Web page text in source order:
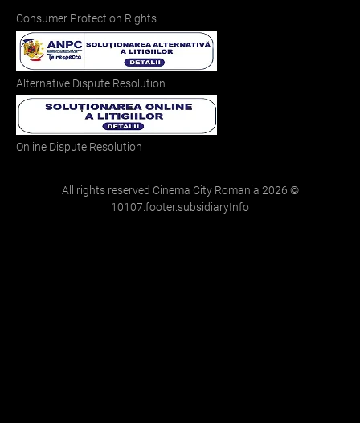
Consumer Protection Rights
Alternative Dispute Resolution
Online Dispute Resolution
All rights reserved Cinema City Romania 2026 ©
10107.footer.subsidiaryInfo